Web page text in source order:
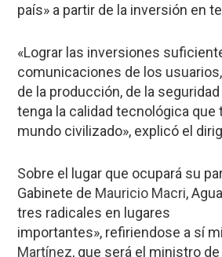
país» a partir de la inversión en
«Lograr las inversiones
comunicaciones de los
de la producción, de la
tenga la calidad tecnológica que
mundo civilizado», explicó el
Sobre el lugar que ocupará su
Gabinete de Mauricio Macri,
tres radicales en lugares
importantes», refiriendose a sí
Martínez, que será el ministro de